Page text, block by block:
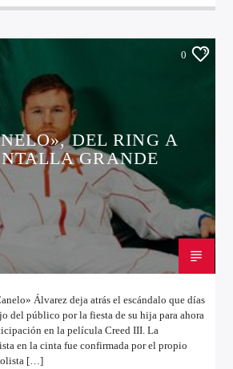
0
DEL RING A
GRANDE
Álvarez deja atrás el escándalo que días
del público por la fiesta de su hija para ahora
en la película Creed III. La
en la cinta fue confirmada por el propio
[…]